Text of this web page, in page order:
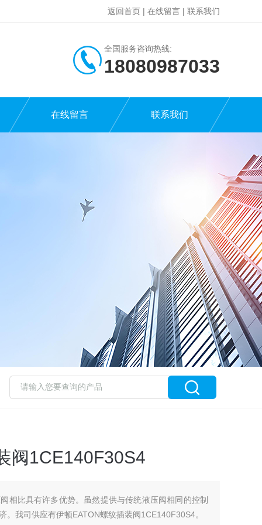
返回首页 | 在线留言 | 联系我们
全国服务咨询热线:
18080987033
在线留言 联系我们
阀1CE140F30S4
相比具有许多优势。虽然提供与传统液压阀相同的控制
。我司供应有伊顿EATON螺纹插装阀1CE140F30S4。